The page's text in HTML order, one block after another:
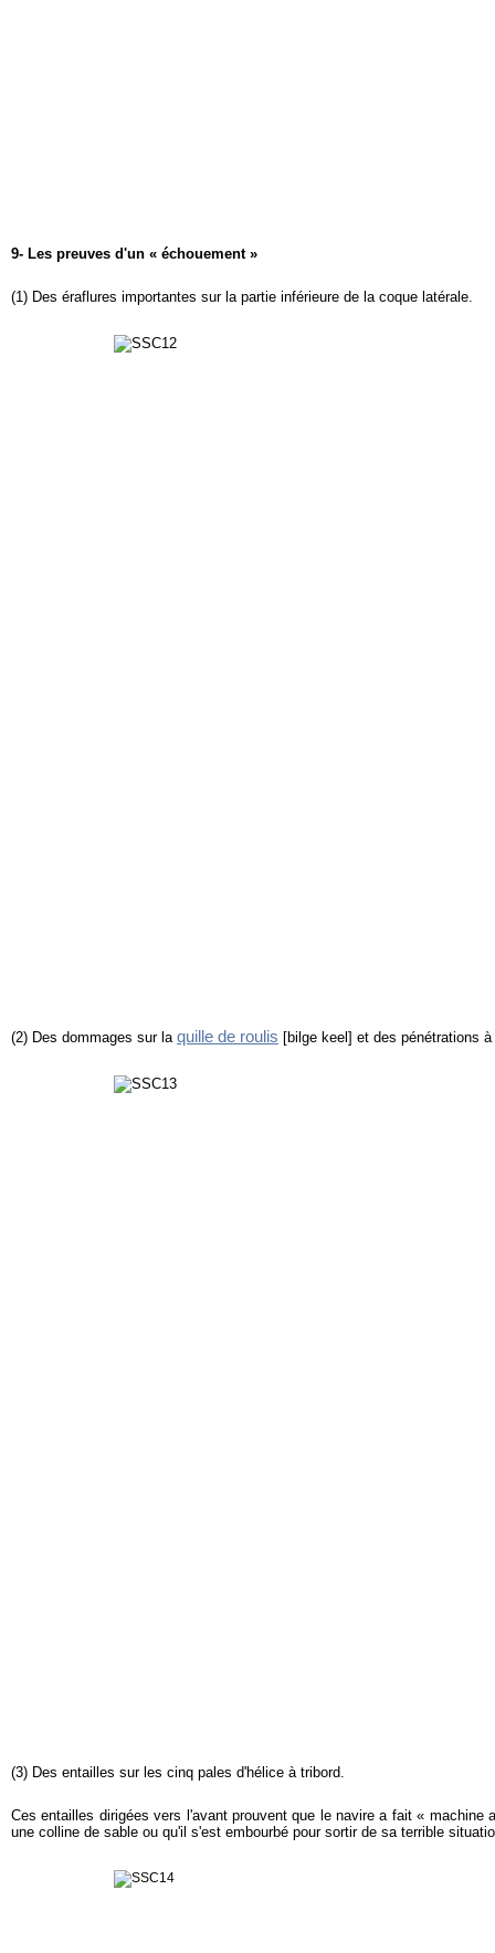
9- Les preuves d'un « échouement »
(1) Des éraflures importantes sur la partie inférieure de la coque latérale.
(2) Des dommages sur la quille de roulis [bilge keel] et des pénétrations
(3) Des entailles sur les cinq pales d'hélice à tribord.
Ces entailles dirigées vers l'avant prouvent que le navire a fait « machine
une colline de sable ou qu'il s'est embourbé pour sortir de sa terrible